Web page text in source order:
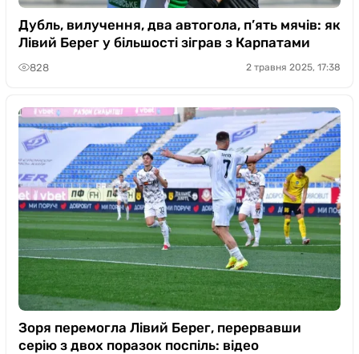
Дубль, вилучення, два автогола, п’ять мячів: як
Лівий Берег у більшості зіграв з Карпатами
828 2 травня 2025, 17:38
Зоря перемогла Лівий Берег, перервавши
серію з двох поразок поспіль: відео